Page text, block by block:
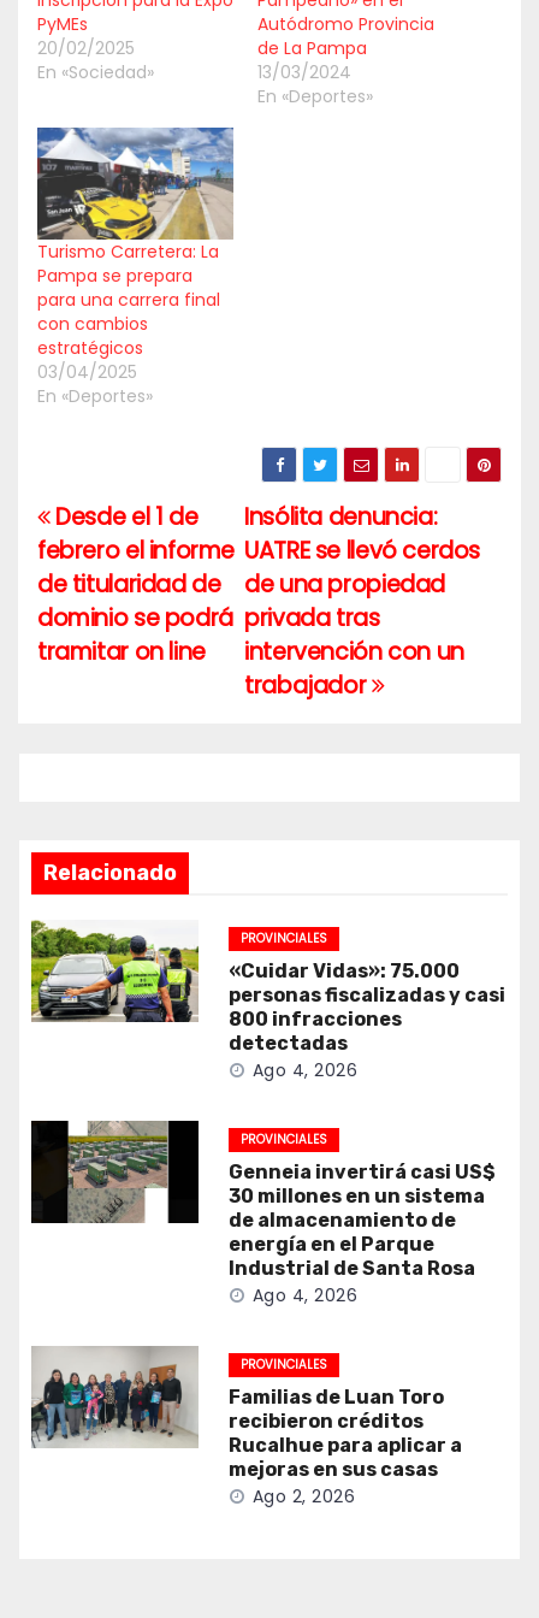
PyMEs
20/02/2025
En «Sociedad»
Autódromo Provincia
de La Pampa
13/03/2024
En «Deportes»
Turismo Carretera: La
Pampa se prepara
para una carrera final
con cambios
estratégicos
03/04/2025
En «Deportes»
Navegación
de
entradas
Insólita denuncia:
UATRE se llevó cerdos
de una propiedad
privada tras
intervención con un
trabajador
Desde el 1 de
febrero el informe
de titularidad de
dominio se podrá
tramitar on line
Relacionado
PROVINCIALES
«Cuidar Vidas»: 75.000
personas fiscalizadas y casi
800 infracciones
detectadas
Ago 4, 2026
PROVINCIALES
Genneia invertirá casi US$
30 millones en un sistema
de almacenamiento de
energía en el Parque
Industrial de Santa Rosa
Ago 4, 2026
PROVINCIALES
Familias de Luan Toro
recibieron créditos
Rucalhue para aplicar a
mejoras en sus casas
Ago 2, 2026